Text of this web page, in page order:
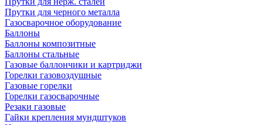
Прутки для черного металла
Газосварочное оборудование
Баллоны
Баллоны композитные
Баллоны стальные
Газовые баллончики и картриджи
Горелки газовоздушные
Газовые горелки
Горелки газосварочные
Резаки газовые
Гайки крепления мундштуков